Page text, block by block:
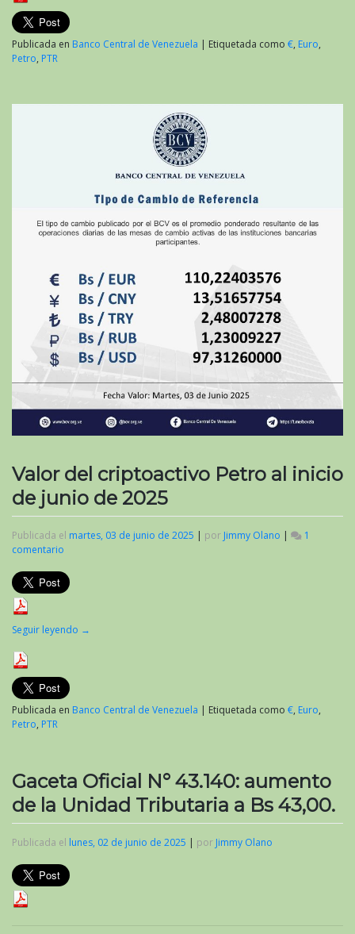
Publicada en Banco Central de Venezuela | Etiquetada como €, Euro,
Petro, PTR
Valor del criptoactivo Petro al inicio
de junio de 2025
Publicada el martes, 03 de junio de 2025 | por Jimmy Olano |
1
comentario
del
criptoactivo
inicio
de
2025
Seguir leyendo →
Publicada en Banco Central de Venezuela | Etiquetada como €, Euro,
Petro, PTR
Gaceta Oficial N° 43.140: aumento
de la Unidad Tributaria a Bs 43,00.
Publicada el lunes, 02 de junio de 2025 | por Jimmy Olano